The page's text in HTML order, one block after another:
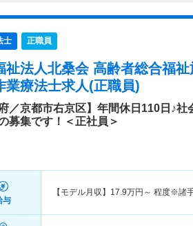
士 正職員
祉法人北桑会 高齢者総合福
業療法士求人(正職員)
府／京都市右京区】年間休日110日♪
募集です！＜正社員＞
与
【モデル月収】 17.9万円～ 程度※諸